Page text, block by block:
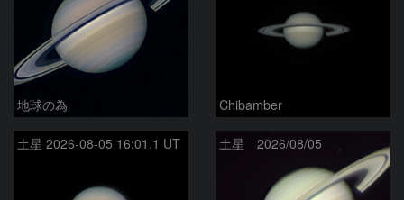
地球の為 Chibamber
土星 2026-08-05 16:01.1 UT 土星 2026/08/05